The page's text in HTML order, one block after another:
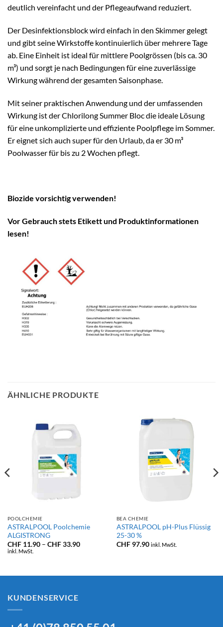
deutlich vereinfacht und der Pflegeaufwand reduziert.
Der Desinfektionsblock wird einfach in den Skimmer gelegt
und gibt seine Wirkstoffe kontinuierlich über mehrere Tage
ab. Eine Einheit ist ideal für mittlere Poolgrössen (bis ca. 30
m³) und sorgt je nach Bedingungen für eine zuverlässige
Wirkung während der gesamten Saisonphase.
Mit seiner praktischen Anwendung und der umfassenden
Wirkung ist der Chlorilong Summer Bloc die ideale Lösung
für eine unkomplizierte und effiziente Poolpflege im Sommer.
Er eignet sich auch super für den Urlaub, da er 30 m³
Poolwasser für bis zu 2 Wochen pflegt.
Biozide vorsichtig verwenden!
Vor Gebrauch stets Etikett und Produktinformationen
lesen!
ÄHNLICHE PRODUKTE
POOLCHEMIE
ASTRALPOOL Poolchemie
ALGISTRONG
CHF11.90 – CHF33.90Preisspanne:
inkl. MwSt.
BEA CHEMIE
ASTRALPOOL pH-Plus Flüssig
25-30 %
CHF97.90 inkl. MwSt.
KUNDENSERVICE